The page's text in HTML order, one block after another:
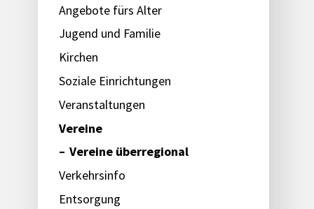
Angebote fürs Alter
Jugend und Familie
Kirchen
Soziale Einrichtungen
Veranstaltungen
Vereine
Vereine überregional
Verkehrsinfo
Entsorgung